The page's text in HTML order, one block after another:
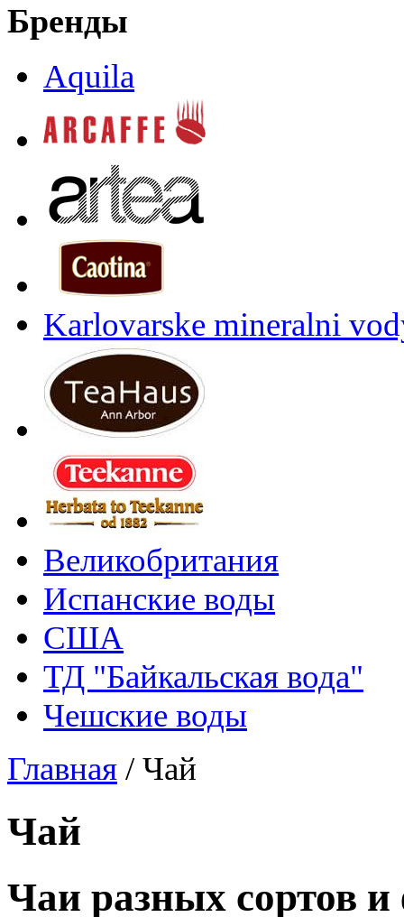
Бренды
Aquila
Karlovarske mineralni
Великобритания
Испанские воды
США
ТД "Байкальская вода"
Чешские воды
Главная /Чай
Чай
Чаи разных сортов и